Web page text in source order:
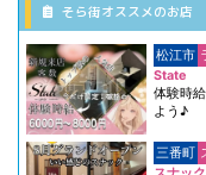
そら街オススメのお店
松江市
State
体験時
よう♪
三番町